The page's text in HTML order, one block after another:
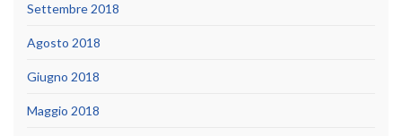
Settembre 2018
Agosto 2018
Giugno 2018
Maggio 2018